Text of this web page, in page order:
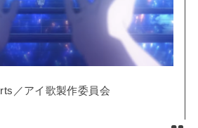
／アイ歌製作委員会